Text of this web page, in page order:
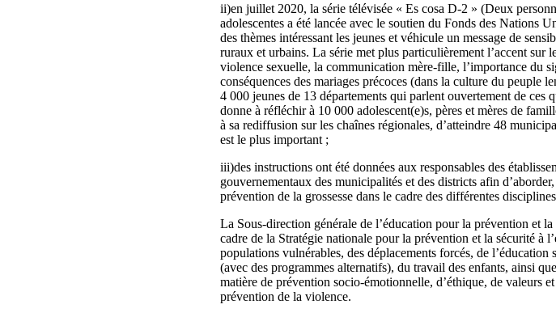
ii)en juillet 2020, la série télévisée « Es cosa D-2 » (Deux
adolescentes a été lancée avec le soutien du Fonds des Nations
des thèmes intéressant les jeunes et véhicule un message de
ruraux et urbains. La série met plus particulièrement l’accent sur
violence sexuelle, la communication mère-fille, l’importance du
conséquences des mariages précoces (dans la culture du peuple
4 000 jeunes de 13 départements qui parlent ouvertement de ces
donne à réfléchir à 10 000 adolescent(e)s, pères et mères de
à sa rediffusion sur les chaînes régionales, d’atteindre 48
est le plus important ;
iii)des instructions ont été données aux responsables des
gouvernementaux des municipalités et des districts afin
prévention de la grossesse dans le cadre des différentes
La Sous-direction générale de l’éducation pour la prévention et
cadre de la Stratégie nationale pour la prévention et la sécurité à
populations vulnérables, des déplacements forcés, de
(avec des programmes alternatifs), du travail des enfants, ainsi
matière de prévention socio-émotionnelle, d’éthique, de valeurs
prévention de la violence.